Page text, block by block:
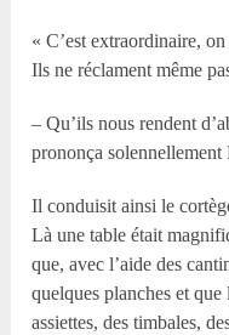
« C’est extraordinaire,
Ils ne réclament même
– Qu’ils nous rendent
prononça
Il conduisit ainsi le
Là une table était
que, avec l’aide des
quelques planches et que
assiettes, des timbales,